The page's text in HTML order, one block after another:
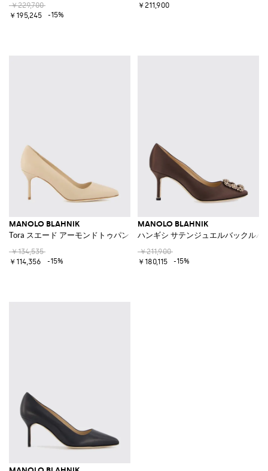
￥229,700
￥195,245
-15%
￥211,900
MANOLO BLAHNIK
Tora スエード アーモンドトゥパンプス ミッドスティレットヒール
￥134,535
￥114,356
-15%
MANOLO BLAHNIK
ハンギシ サテンジュエルバックルパ
￥211,900
￥180,115
-15%